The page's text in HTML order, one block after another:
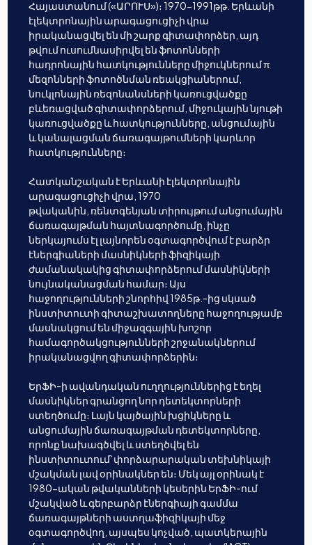
Հայաստանում («ԱՐՈՒՍ»)։ 1970-1991թթ. Երևանի
էլեկտրոնային արագացուցիչի վրա
իրականացվել են մի շարք գիտափորձեր, այդ
թվում ուսումնասիրվել են ֆոտոնների
հադրոնային հատկությունները միջուկներում π
մեզոնների ֆոտոծնման ռեակցիաներում,
նուկլոնային ռեզոնանսների կառուցվածքը
բևեռացված գիտափորձերում, միջուկային նյութի
կառուցվածքը և հատկությունները, անցումային
և կանալացման ճառագայթումների կարևոր
հատկությունները։
Հատկանշական է Երևանի էլեկտրոնային
արագացուցիչի վրա, 1970
թվականին, ռենտգենյան տիրույթում անցումային
ճառագայթման հայտնագործումը, ինչը
ներկայումս էլ լայնորեն օգտագործվում է բարձր
էներգիաների մասնիկների ֆիզիկայի
ժամանակակից գիտափորձերում մասնիկների
նույնականացման համար։ Այս
հաջողությունների շնորհիվ 1985թ.-ից սկսած
ինստիտուտի գիտաշխատողները հաջողությամբ
մասնակցում են միջազգային խոշոր
համագործակցությունների շրջանակներում
իրականացվող գիտափորձերին։
ԵրՖԻ-ի ավանդական ուղղություններից է եղել
մասնիկներ գրանցող նոր դետեկտորների
ստեղծումը։ Լայն կայծային խցիկները և
անցումային ճառագայթման դետեկտորները,
որոնք նախագծվել և ստեղծվել են
ինստիտուտում՝ փորձարարական տեխնիկայի
մշակման լավ օրինակներ են։ Մեկ այլ օրինակ է
1980-ական թվականների կեսերին ԵրՖԻ-ում
մշակված և գերբարձր էներգիայի գամմա
ճառագայթների աստղաֆիզիկայի մեջ
օգտագործվող, այսպես կոչված, պատկերային